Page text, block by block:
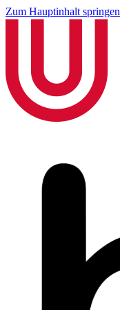
Zum Hauptinhalt springen